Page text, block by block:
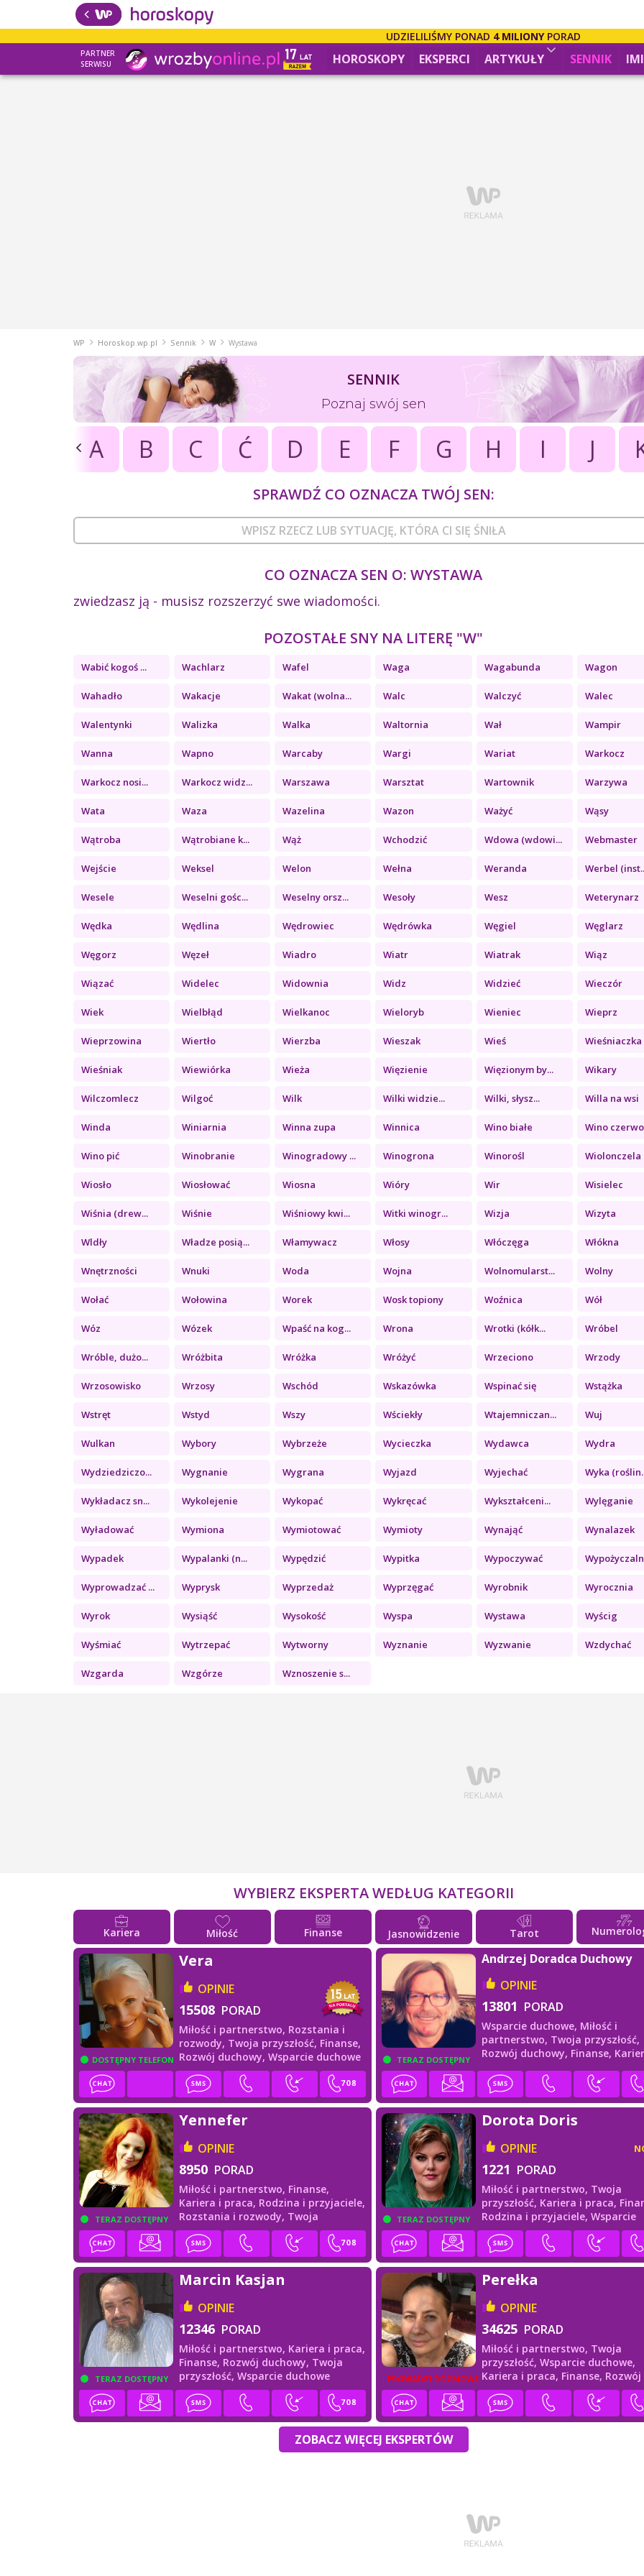
UDZIELILIŚMY PONAD 4 MILIONYPORAD
PARTNER
SERWISU
HOROSKOPY EKSPERCI ARTYKUŁY SENNIK
WP Horoskop.wp.pl Sennik W Wystawa
SENNIK
Poznaj swój sen
A B C Ć D E F G H I J
SPRAWDŹ CO OZNACZA TWÓJ SEN:
CO OZNACZA SEN O: WYSTAWA
zwiedzasz ją - musisz rozszerzyć swe wiadomości.
POZOSTAŁE SNY NA LITERĘ "W"
Wabić kogoś ... Wachlarz Wafel Waga Wagabunda Wagon
Wahadło Wakacje Wakat (wolna... Walc Walczyć Walec
Walentynki Walizka Walka Waltornia Wał Wampir
Wanna Wapno Warcaby Wargi Wariat Warkocz
Warkocz nosi... Warkocz widz... Warszawa Warsztat Wartownik Warzywa
Wata Waza Wazelina Wazon Ważyć Wąsy
Wątroba Wątrobiane k... Wąż Wchodzić Wdowa (wdowi... Webmaster
Wejście Weksel Welon Wełna Weranda Werbel
Wesele Weselni gośc... Weselny orsz... Wesoły Wesz Weterynarz
Wędka Wędlina Wędrowiec Wędrówka Węgiel Węglarz
Węgorz Węzeł Wiadro Wiatr Wiatrak Wiąz
Wiązać Widelec Widownia Widz Widzieć Wieczór
Wiek Wielbłąd Wielkanoc Wieloryb Wieniec Wieprz
Wieprzowina Wiertło Wierzba Wieszak Wieś Wieśniaczka
Wieśniak Wiewiórka Wieża Więzienie Więzionym by... Wikary
Wilczomlecz Wilgoć Wilk Wilki widzie... Wilki, słysz... Willa na wsi
Winda Winiarnia Winna zupa Winnica Wino białe Wino
Wino pić Winobranie Winogradowy ... Winogrona Winorośl Wiolonczela
Wiosło Wiosłować Wiosna Wióry Wir Wisielec
Wiśnia (drew... Wiśnie Wiśniowy kwi... Witki winogr... Wizja Wizyta
Wldły Władze posią... Włamywacz Włosy Włóczęga Włókna
Wnętrzności Wnuki Woda Wojna Wolnomularst... Wolny
Wołać Wołowina Worek Wosk topiony Woźnica Wół
Wóz Wózek Wpaść na kog... Wrona Wrotki (kółk... Wróbel
Wróble, dużo... Wróżbita Wróżka Wróżyć Wrzeciono Wrzody
Wrzosowisko Wrzosy Wschód Wskazówka Wspinać się Wstążka
Wstręt Wstyd Wszy Wściekły Wtajemniczan... Wuj
Wulkan Wybory Wybrzeże Wycieczka Wydawca Wydra
Wydziedziczo... Wygnanie Wygrana Wyjazd Wyjechać Wyka
Wykładacz sn... Wykolejenie Wykopać Wykręcać Wykształceni... Wylęganie
Wyładować Wymiona Wymiotować Wymioty Wynająć Wynalazek
Wypadek Wypalanki (n... Wypędzić Wypitka Wypoczywać
Wyprowadzać ... Wyprysk Wyprzedaż Wyprzęgać Wyrobnik Wyrocznia
Wyrok Wysiąść Wysokość Wyspa Wystawa Wyścig
Wyśmiać Wytrzepać Wytworny Wyznanie Wyzwanie Wzdychać
Wzgarda Wzgórze Wznoszenie s...
WYBIERZ EKSPERTA WEDŁUG KATEGORII
Kariera Miłość Finanse Jasnowidzenie Tarot
DOSTĘPNY TELEFON
Vera
OPINIE
15508 PORAD
Miłość i partnerstwo, Rozstania i
rozwody, Twoja przyszłość, Finanse,
Rozwój duchowy,Wsparcie duchowe TERAZ DOSTĘPNY
Andrzej Doradca Duchowy
OPINIE
13801 PORAD
Wsparcie duchowe, Miłość i
partnerstwo, Twoja przyszłość,
Rozwój duchowy, Finanse,
TERAZ DOSTĘPNY
Yennefer
OPINIE
8950 PORAD
Miłość i partnerstwo, Finanse,
Kariera i praca, Rodzina i przyjaciele,
Rozstania i rozwody, Twoja
przyszłość
TERAZ DOSTĘPNY
Dorota Doris
OPINIE
1221 PORAD
Miłość i partnerstwo, Twoja
przyszłość, Kariera i praca,
Rodzina i przyjaciele, Wsparcie
duchowe
TERAZ DOSTĘPNY
Marcin Kasjan
OPINIE
12346 PORAD
Miłość i partnerstwo, Kariera i praca,
Finanse, Rozwój duchowy, Twoja
przyszłość,Wsparcie duchowe PROWADZI ROZMOWĘ
Perełka
OPINIE
34625 PORAD
Miłość i partnerstwo, Twoja
przyszłość, Wsparcie duchowe,
Kariera i praca, Finanse, Rozwój
duchowy
ZOBACZ WIĘCEJ EKSPERTÓW